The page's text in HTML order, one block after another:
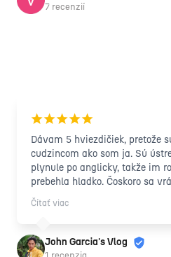
7 recenzií
¡¡¡¡¡
Dávam 5 hviezdičiek, pretože
cudzincom ako som ja. Sú
plynule po anglicky, takže im
prebehla hladko. Čoskoro sa
tovar ☺️ Ďakujem veľmi
„100% ODPORÚČAM“ tým,
Čítať viac
John Garcia's Vlog